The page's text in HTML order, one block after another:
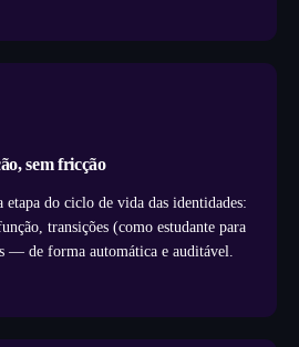
sem fricção
etapa do ciclo de vida das identidades:
transições (como estudante para
— de forma automática e auditável.